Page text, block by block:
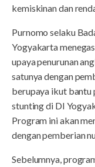
kemiskinan dan
Purnomo selaku
Yogyakarta
upaya penurunan
satunya dengan
berupaya ikut bantu
stunting di DI
Program ini akan
dengan pemberian
Sebelumnya,